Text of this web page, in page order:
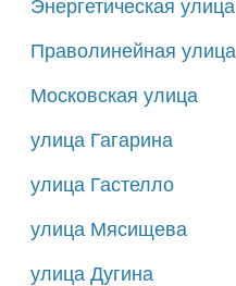
Энергетическая улица
Праволинейная улица
Московская улица
улица Гагарина
улица Гастелло
улица Мясищева
улица Дугина